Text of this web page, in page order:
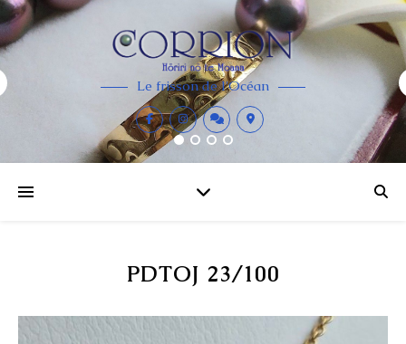
Le frisson de l'Océan
PDTOJ 23/100